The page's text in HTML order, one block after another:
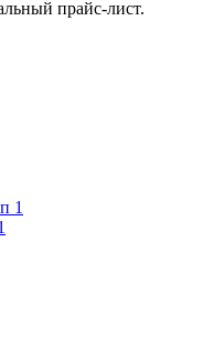
прайс-лист.